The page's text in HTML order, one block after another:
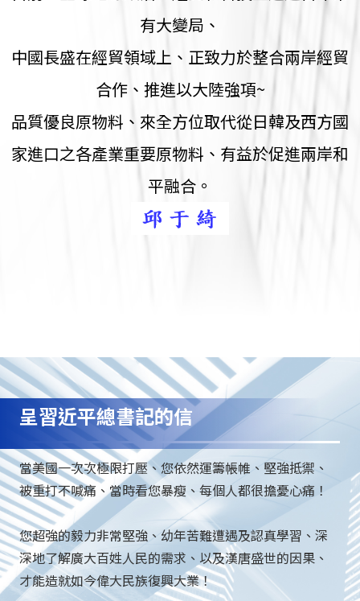
有大變局、
中國長盛在經貿領域上、正致力於整合兩岸經貿
合作、推進以大陸強項~
品質優良原物料、來全方位取代從日韓及西方國
家進口之各產業重要原物料、有益於促進兩岸和
平融合。
呈習近平總書記的信
當美國一次次極限打壓、您依然運籌帳帷、堅強抵禦、
被重打不喊痛、當時看您暴瘦、每個人都很擔憂心痛！
您超強的毅力非常堅強、幼年苦難遭遇及認真學習、深
深地了解廣大百姓人民的需求、以及漢唐盛世的因果、
才能造就如今偉大民族復興大業！